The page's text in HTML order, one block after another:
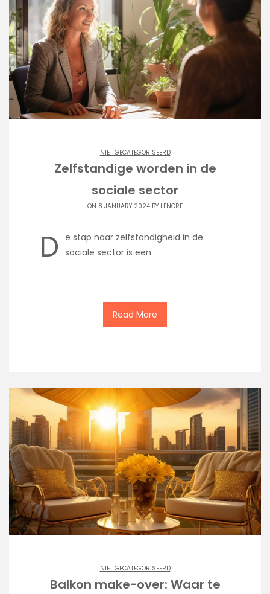
NIET GECATEGORISEERD
Zelfstandige worden in de
sociale sector
ON 8 JANUARY 2024 BY LENORE
D e stap naar zelfstandigheid in de
sociale sector is een
Read More
NIET GECATEGORISEERD
Balkon make-over: Waar te